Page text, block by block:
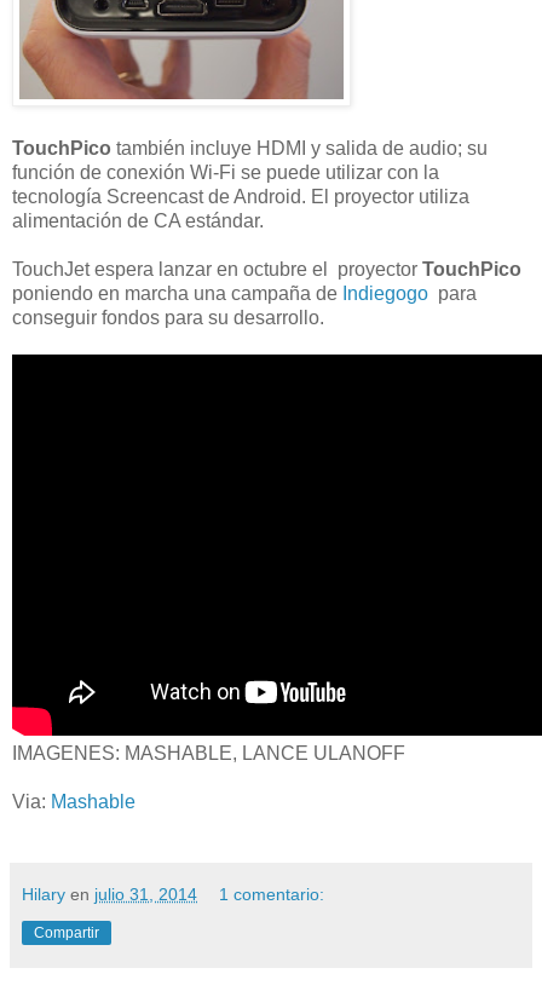
TouchPico también incluye HDMI y salida de audio; su
función de conexión Wi-Fi se puede utilizar con la
tecnología Screencast de Android. El proyector utiliza
alimentación de CA estándar.
TouchJet espera lanzar en octubre el proyector TouchPico
poniendo en marcha una campaña de Indiegogo para
conseguir fondos para su desarrollo.
IMAGENES: MASHABLE, LANCE ULANOFF
Via: Mashable
Hilary en julio 31, 2014 1 comentario:
Compartir